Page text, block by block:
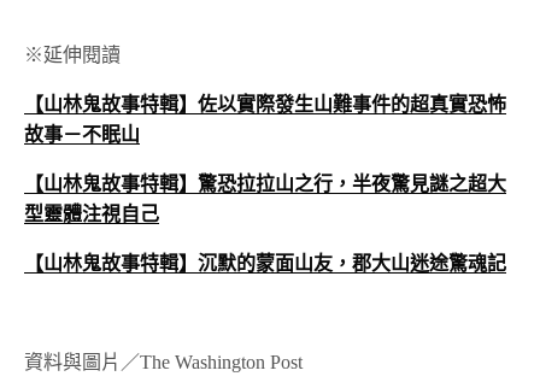
※延伸閱讀
【山林鬼故事特輯】佐以實際發生山難事件的超真實恐怖
故事－不眠山
【山林鬼故事特輯】驚恐拉拉山之行，半夜驚見謎之超大
型靈體注視自己
【山林鬼故事特輯】沉默的蒙面山友，郡大山迷途驚魂記
資料與圖片／The Washington Post